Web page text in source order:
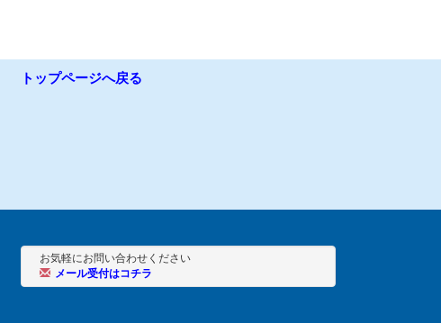
トップページへ戻る
お気軽にお問い合わせください
メール受付はコチラ